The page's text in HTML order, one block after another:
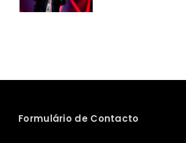
Formulário de Contacto